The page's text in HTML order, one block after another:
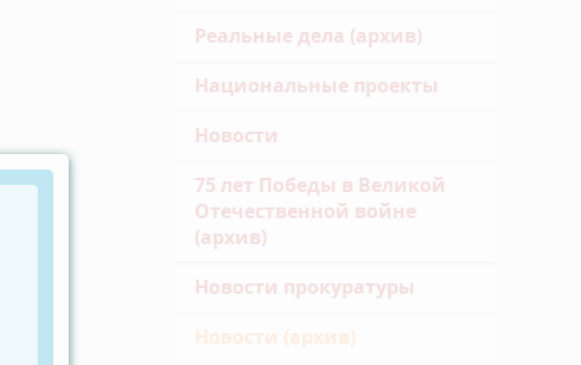
Реальные дела (архив)
Национальные проекты
Новости
75 лет Победы в Великой
Отечественной войне
(архив)
Новости прокуратуры
Новости (архив)